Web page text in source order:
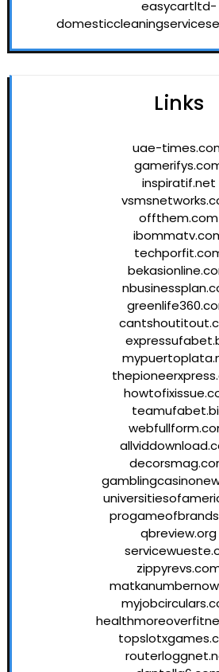
easycartltd-
Links
uae-
inspiratif.net
offthem.com
qbreview.org